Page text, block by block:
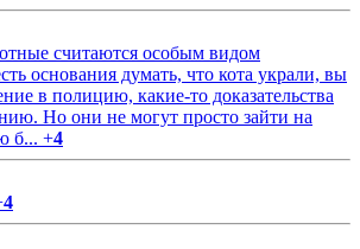
считаются особым видом
основания думать, что кота украли, вы
в полицию, какие-то доказательства
Но они не могут просто зайти на
б... +4
4